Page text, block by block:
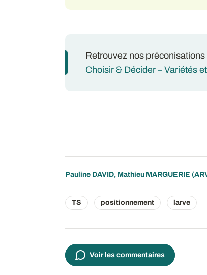
Retrouvez nos
Choisir & Décider – Variétés
Pauline DAVID, Mathieu MARGUERIE
TS positionnement larve
Voir les commentaires